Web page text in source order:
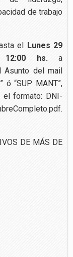
de trabajo
el
Lunes 29
12:00 hs. a
Asunto del mail
ó “SUP MANT”,
el formato: DNI-
DE MÁS DE